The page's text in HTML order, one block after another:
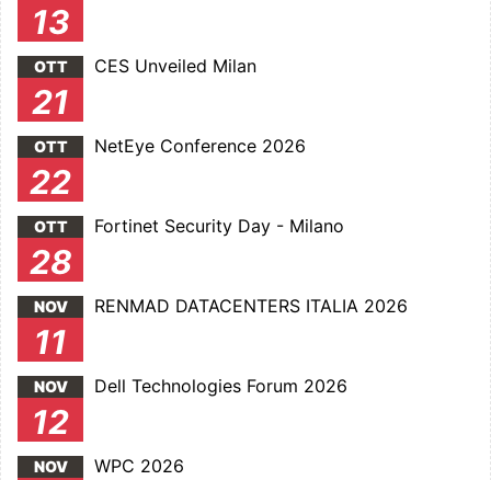
13
OTT
21
CES Unveiled Milan
OTT
22
NetEye Conference 2026
OTT
28
Fortinet Security Day - Milano
NOV
11
RENMAD DATACENTERS ITALIA 2026
NOV
12
Dell Technologies Forum 2026
NOV WPC 2026